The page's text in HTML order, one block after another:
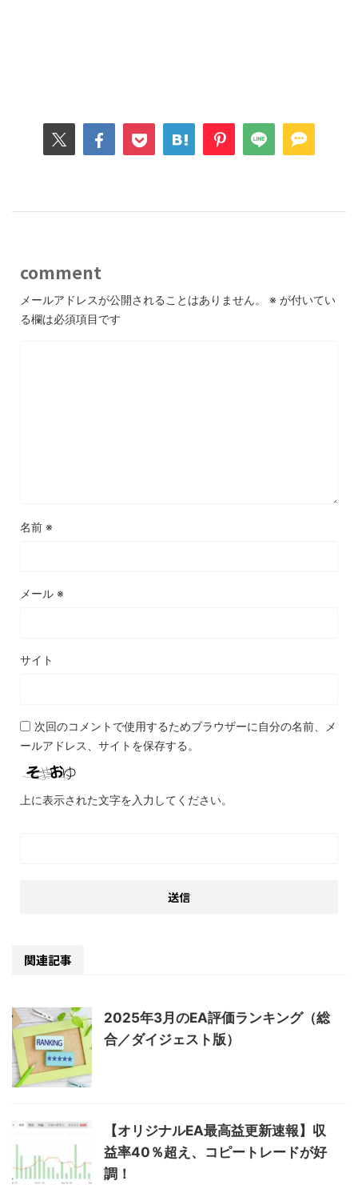
comment
メールアドレスが公開されることはありません。 ※ が付いてい
る欄は必須項目です
名前 ※
メール ※
サイト
次回のコメントで使用するためブラウザーに自分の名前、メ
ールアドレス、サイトを保存する。
上に表示された文字を入力してください。
関連記事
2025年3月のEA評価ランキング（総
合／ダイジェスト版）
【オリジナルEA最高益更新速報】収
益率40％超え、コピートレードが好
調！